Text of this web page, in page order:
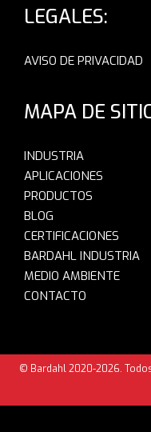
LEGALES:
AVISO DE PRIVACIDAD
MAPA DE
INDUSTRIA
APLICACIONES
PRODUCTOS
BLOG
CERTIFICACIONES
BARDAHL INDUSTRIA
MEDIO AMBIENTE
CONTACTO
© Bardahl 2020-2026.